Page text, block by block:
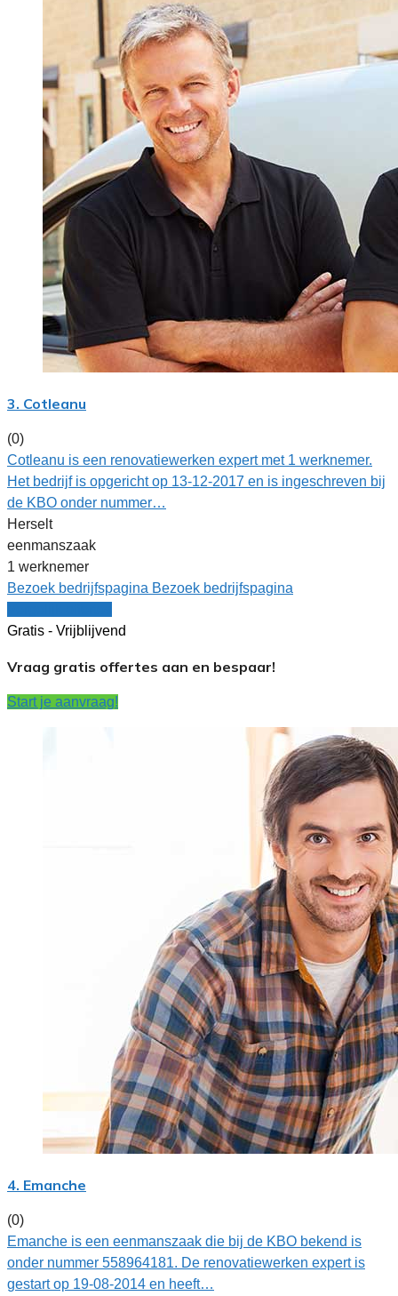
3. Cotleanu
(0)
Cotleanu is een renovatiewerken expert met 1 werknemer.
Het bedrijf is opgericht op 13-12-2017 en is ingeschreven bij
de KBO onder nummer…
Herselt
eenmanszaak
1 werknemer
Bezoek bedrijfspagina Bezoek bedrijfspagina
Gratis - Vrijblijvend
Vraag gratis offertes aan en bespaar!
Start je aanvraag!
4. Emanche
(0)
Emanche is een eenmanszaak die bij de KBO bekend is
onder nummer 558964181. De renovatiewerken expert is
gestart op 19-08-2014 en heeft…